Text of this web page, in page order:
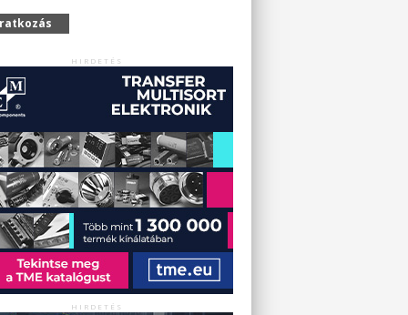
HIRDETÉS
HIRDETÉS